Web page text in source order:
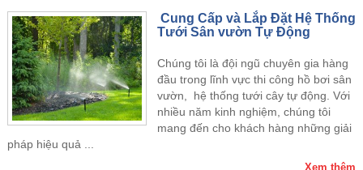
Cung Cấp và Lắp Đặt Hệ Thống
Tưới Sân vườn Tự Động
Chúng tôi là đội ngũ chuyên gia hàng
đầu trong lĩnh vực thi công hồ bơi sân
vườn, hệ thống tưới cây tự động. Với
nhiều năm kinh nghiệm, chúng tôi
mang đến cho khách hàng những giải
pháp hiệu quả ...
Xem thêm